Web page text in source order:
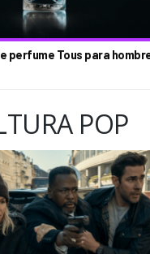
perfume Tous para
POP